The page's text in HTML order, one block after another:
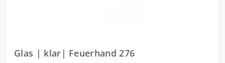
Glas | klar| Feuerhand 276